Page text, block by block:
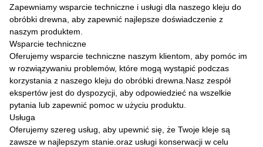
Zapewniamy wsparcie techniczne i usługi dla naszego kleju do
obróbki drewna, aby zapewnić najlepsze doświadczenie z
naszym produktem.
Wsparcie techniczne
Oferujemy wsparcie techniczne naszym klientom, aby pomóc im
w rozwiązywaniu problemów, które mogą wystąpić podczas
korzystania z naszego kleju do obróbki drewna.Nasz zespół
ekspertów jest do dyspozycji, aby odpowiedzieć na wszelkie
pytania lub zapewnić pomoc w użyciu produktu.
Usługa
Oferujemy szereg usług, aby upewnić się, że Twoje kleje są
zawsze w najlepszym stanie.oraz usługi konserwacji w celu